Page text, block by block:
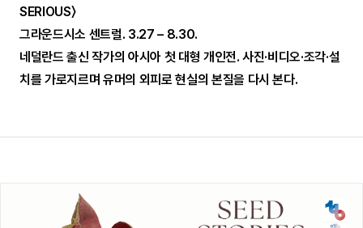
SERIOUS〉
그라운드시소 센트럴. 3.27 – 8.30.
네덜란드 출신 작가의 아시아 첫 대형 개인전. 사진·비디오·조각·설
치를 가로지르며 유머의 외피로 현실의 본질을 다시 본다.